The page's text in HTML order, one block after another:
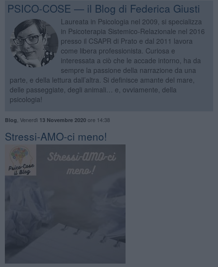
PSICO-COSE — il Blog di Federica Giusti
Laureata in Psicologia nel 2009, si specializza
in Psicoterapia Sistemico-Relazionale nel 2016
presso il CSAPR di Prato e dal 2011 lavora
come libera professionista. Curiosa e
interessata a ciò che le accade intorno, ha da
sempre la passione della narrazione da una
parte, e della lettura dall’altra. Si definisce amante del mare,
delle passeggiate, degli animali… e, ovviamente, della
psicologia!
Blog Venerdì 13 Novembre 2020ore 14:38
​Stressi-AMO-ci meno!